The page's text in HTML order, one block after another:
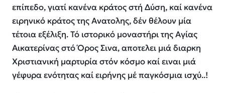
επίπεδο, γιατί κανένα κράτος στή Δύση, καί κανένα
ειρηνικό κράτος της Ανατολης, δέν θέλουν μία
τέτοια εξέλιξη. Τό ιστορικό μοναστήρι της Αγίας
Αικατερίνας στό Όρος Σινα, αποτελει μιά διαρκη
Χριστιανική μαρτυρία στόν κόσμο καί ειναι μιά
γέφυρα ενότητας καί ειρήνης μέ παγκόσμια ισχύ..!